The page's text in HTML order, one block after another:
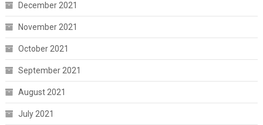
December 2021
November 2021
October 2021
September 2021
August 2021
July 2021